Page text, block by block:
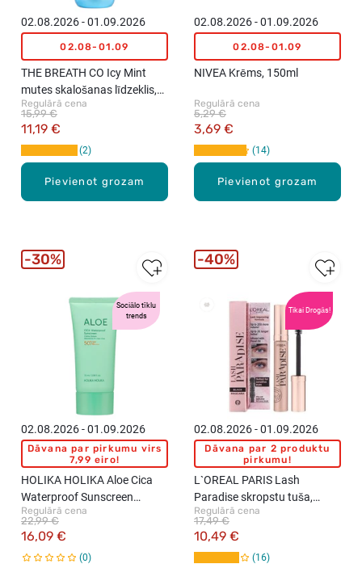
Pievienot grozam
02.08.2026 - 01.09.2026
02.08-01.09
THE BREATH CO Icy Mint
mutes skalošanas līdzeklis,
500ml
Regulārā cena
11,19 €
15,99 €
2
Pievienot grozam
02.08.2026 - 01.09.2026
02.08-01.09
NIVEA Krēms, 150ml
Regulārā cena
3,69 €
5,29 €
14
Sociālo tīklu
trends
02.08.2026 - 01.09.2026
Dāvana par pirkumu virs
7,99 eiro!
HOLIKA HOLIKA Aloe Cica
Waterproof Sunscreen
SPF50+ saules
aizsargkrēms, 70ml
Regulārā cena
16,09 €
22,99 €
0
30%
Tikai Drogās!
02.08.2026 - 01.09.2026
Dāvana par 2 produktu
pirkumu!
L`OREAL PARIS Lash
Paradise skropstu tuša,
Black, 6.4ml
Regulārā cena
10,49 €
17,49 €
16
40%